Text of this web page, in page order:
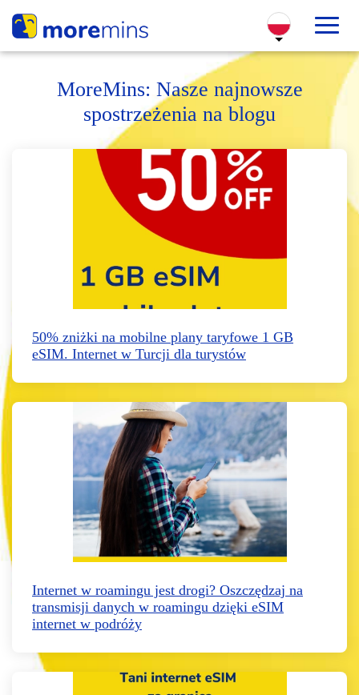
MoreMins: Nasze najnowsze
spostrzeżenia na blogu
50% zniżki na mobilne plany taryfowe 1 GB
eSIM. Internet w Turcji dla turystów
Internet w roamingu jest drogi? Oszczędzaj na
transmisji danych w roamingu dzięki eSIM
internet w podróży